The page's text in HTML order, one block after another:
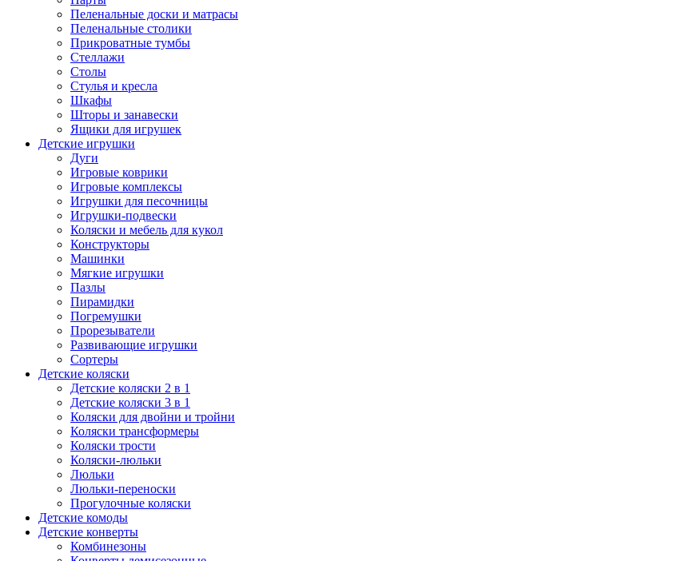
Пеленальные доски и матрасы
Пеленальные столики
Прикроватные тумбы
Стеллажи
Столы
Стулья и кресла
Шкафы
Шторы и занавески
Ящики для игрушек
Детские игрушки
Дуги
Игровые коврики
Игровые комплексы
Игрушки для песочницы
Игрушки-подвески
Коляски и мебель для кукол
Конструкторы
Машинки
Мягкие игрушки
Пазлы
Пирамидки
Погремушки
Прорезыватели
Развивающие игрушки
Сортеры
Детские коляски
Детские коляски 2 в 1
Детские коляски 3 в 1
Коляски для двойни и тройни
Коляски трансформеры
Коляски трости
Коляски-люльки
Люльки
Люльки-переноски
Прогулочные коляски
Детские комоды
Детские конверты
Комбинезоны